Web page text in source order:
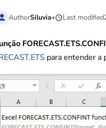
AuthorSiluvia• Last modified
para entender a